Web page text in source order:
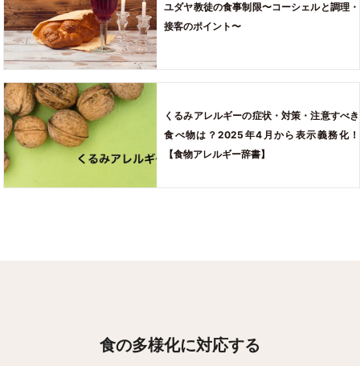
ユダヤ教徒の食事制限〜コーシェルと調理・
接客のポイント〜
くるみアレルギーの症状・対策・注意すべき
食べ物は？2025年4月から表示義務化！
【食物アレルギー辞書】
食の多様化に対応する